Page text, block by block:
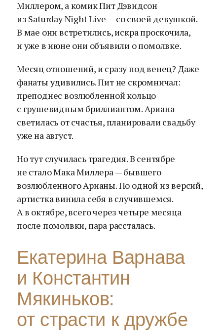
Миллером, а комик Пит Дэвидсон
из Saturday Night Live — со своей девушкой.
В мае они встретились, искра проскочила,
и уже в июне они объявили о помолвке.
Месяц отношений, и сразу под венец? Даже
фанаты удивились. Пит не скромничал:
преподнес возлюбленной кольцо
с грушевидным бриллиантом. Ариана
светилась от счастья, планировали свадьбу
уже на август.
Но тут случилась трагедия. В сентябре
не стало Мака Миллера — бывшего
возлюбленного Арианы. По одной из версий,
артистка винила себя в случившемся.
А в октябре, всего через четыре месяца
после помолвки, пара рассталась.
Екатерина Варнава
и Константин
Мякиньков:
от страсти к дружбе